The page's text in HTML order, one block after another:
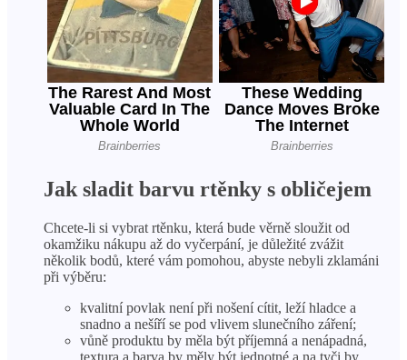
Jak sladit barvu rtěnky s obličejem
Chcete-li si vybrat rtěnku, která bude věrně sloužit od
okamžiku nákupu až do vyčerpání, je důležité zvážit
několik bodů, které vám pomohou, abyste nebyli zklamáni
při výběru:
kvalitní povlak není při nošení cítit, leží hladce a
snadno a nešíří se pod vlivem slunečního záření;
vůně produktu by měla být příjemná a nenápadná,
textura a barva by měly být jednotné a na tyči by